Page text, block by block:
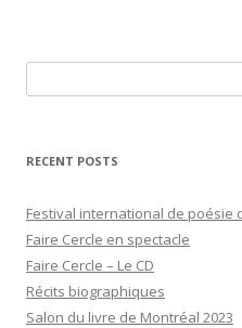
for:
RECENT POSTS
Festival international de poésie
Faire Cercle en spectacle
Faire Cercle – Le CD
Récits biographiques
Salon du livre de Montréal 2023